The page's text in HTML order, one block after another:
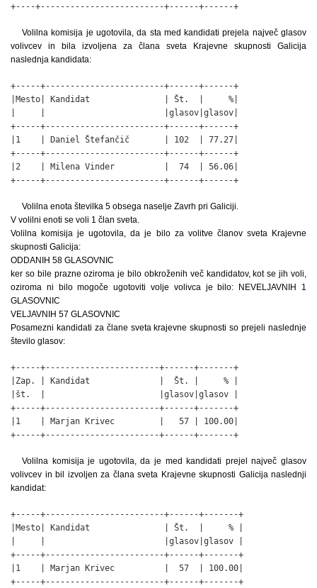
+----+-------------------------+------+------+
Volilna komisija je ugotovila, da sta med kandidati prejela največ glasov
volivcev in bila izvoljena za člana sveta Krajevne skupnosti Galicija
naslednja kandidata:
+-----+------------------------+------+------+
|Mesto| Kandidat               | Št.  |     %|
|     |                        |glasov|glasov|
+-----+------------------------+------+------+
|1    | Daniel Štefančič       | 102  | 77.27|
+-----+------------------------+------+------+
|2    | Milena Vinder          |  74  | 56.06|
+-----+------------------------+------+------+
Volilna enota številka 5 obsega naselje Zavrh pri Galiciji.
V volilni enoti se voli 1 član sveta.
Volilna komisija je ugotovila, da je bilo za volitve članov sveta Krajevne
skupnosti Galicija:
ODDANIH 58 GLASOVNIC
ker so bile prazne oziroma je bilo obkroženih več kandidatov, kot se jih voli,
oziroma ni bilo mogoče ugotoviti volje volivca je bilo: NEVELJAVNIH 1
GLASOVNIC
VELJAVNIH 57 GLASOVNIC
Posamezni kandidati za člane sveta krajevne skupnosti so prejeli naslednje
število glasov:
+-----+-----------------------+------+-------+
|Zap. | Kandidat              |  Št. |     % |
|št.  |                       |glasov|glasov |
+-----+-----------------------+------+-------+
|1    | Marjan Krivec         |   57 | 100.00|
+-----+-----------------------+------+-------+
Volilna komisija je ugotovila, da je med kandidati prejel največ glasov
volivcev in bil izvoljen za člana sveta Krajevne skupnosti Galicija naslednji
kandidat:
+-----+------------------------+------+-------+
|Mesto| Kandidat               | Št.  |     % |
|     |                        |glasov|glasov |
+-----+------------------------+------+-------+
|1    | Marjan Krivec          |  57  | 100.00|
+-----+------------------------+------+-------+